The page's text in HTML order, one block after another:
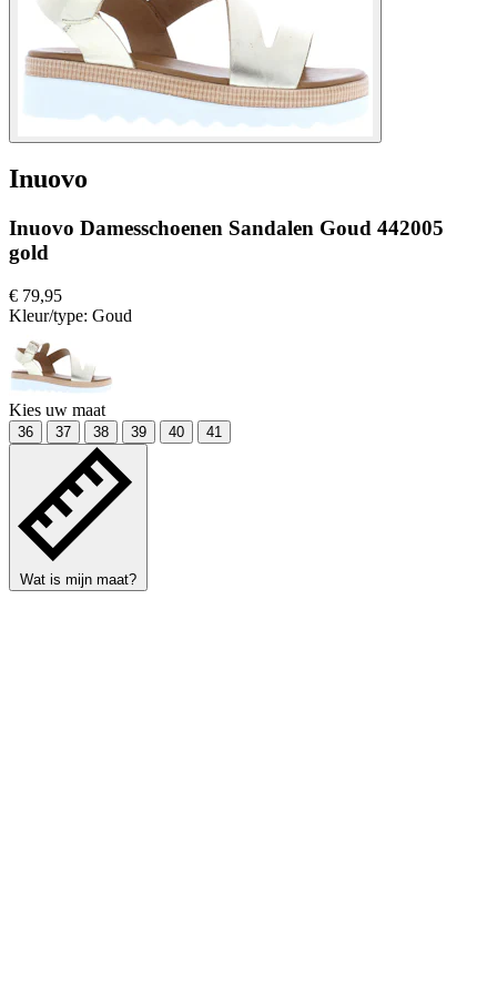
Inuovo
Inuovo Damesschoenen Sandalen Goud 442005
gold
€ 79,95
Kleur/type: Goud
Kies uw maat
36 37 38 39 40 41
Wat is mijn maat?